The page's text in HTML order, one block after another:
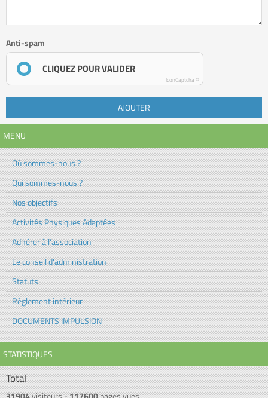
Anti-spam
CLIQUEZ POUR VALIDER
IconCaptcha ©
AJOUTER
MENU
Où sommes-nous ?
Qui sommes-nous ?
Nos objectifs
Activités Physiques Adaptées
Adhérer à l'association
Le conseil d'administration
Statuts
Règlement intérieur
DOCUMENTS IMPULSION
STATISTIQUES
Total